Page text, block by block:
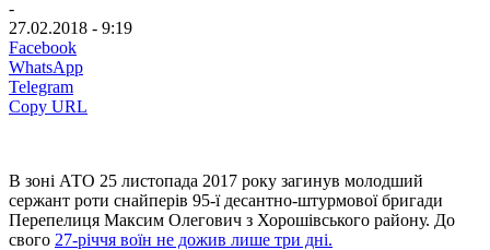
-
27.02.2018 - 9:19
Facebook
WhatsApp
Telegram
Copy URL
В зоні АТО 25 листопада 2017 року загинув молодший
сержант роти снайперів 95-ї десантно-штурмової бригади
Перепелиця Максим Олегович з Хорошівського району. До
свого 27-річчя воїн не дожив лише три дні.